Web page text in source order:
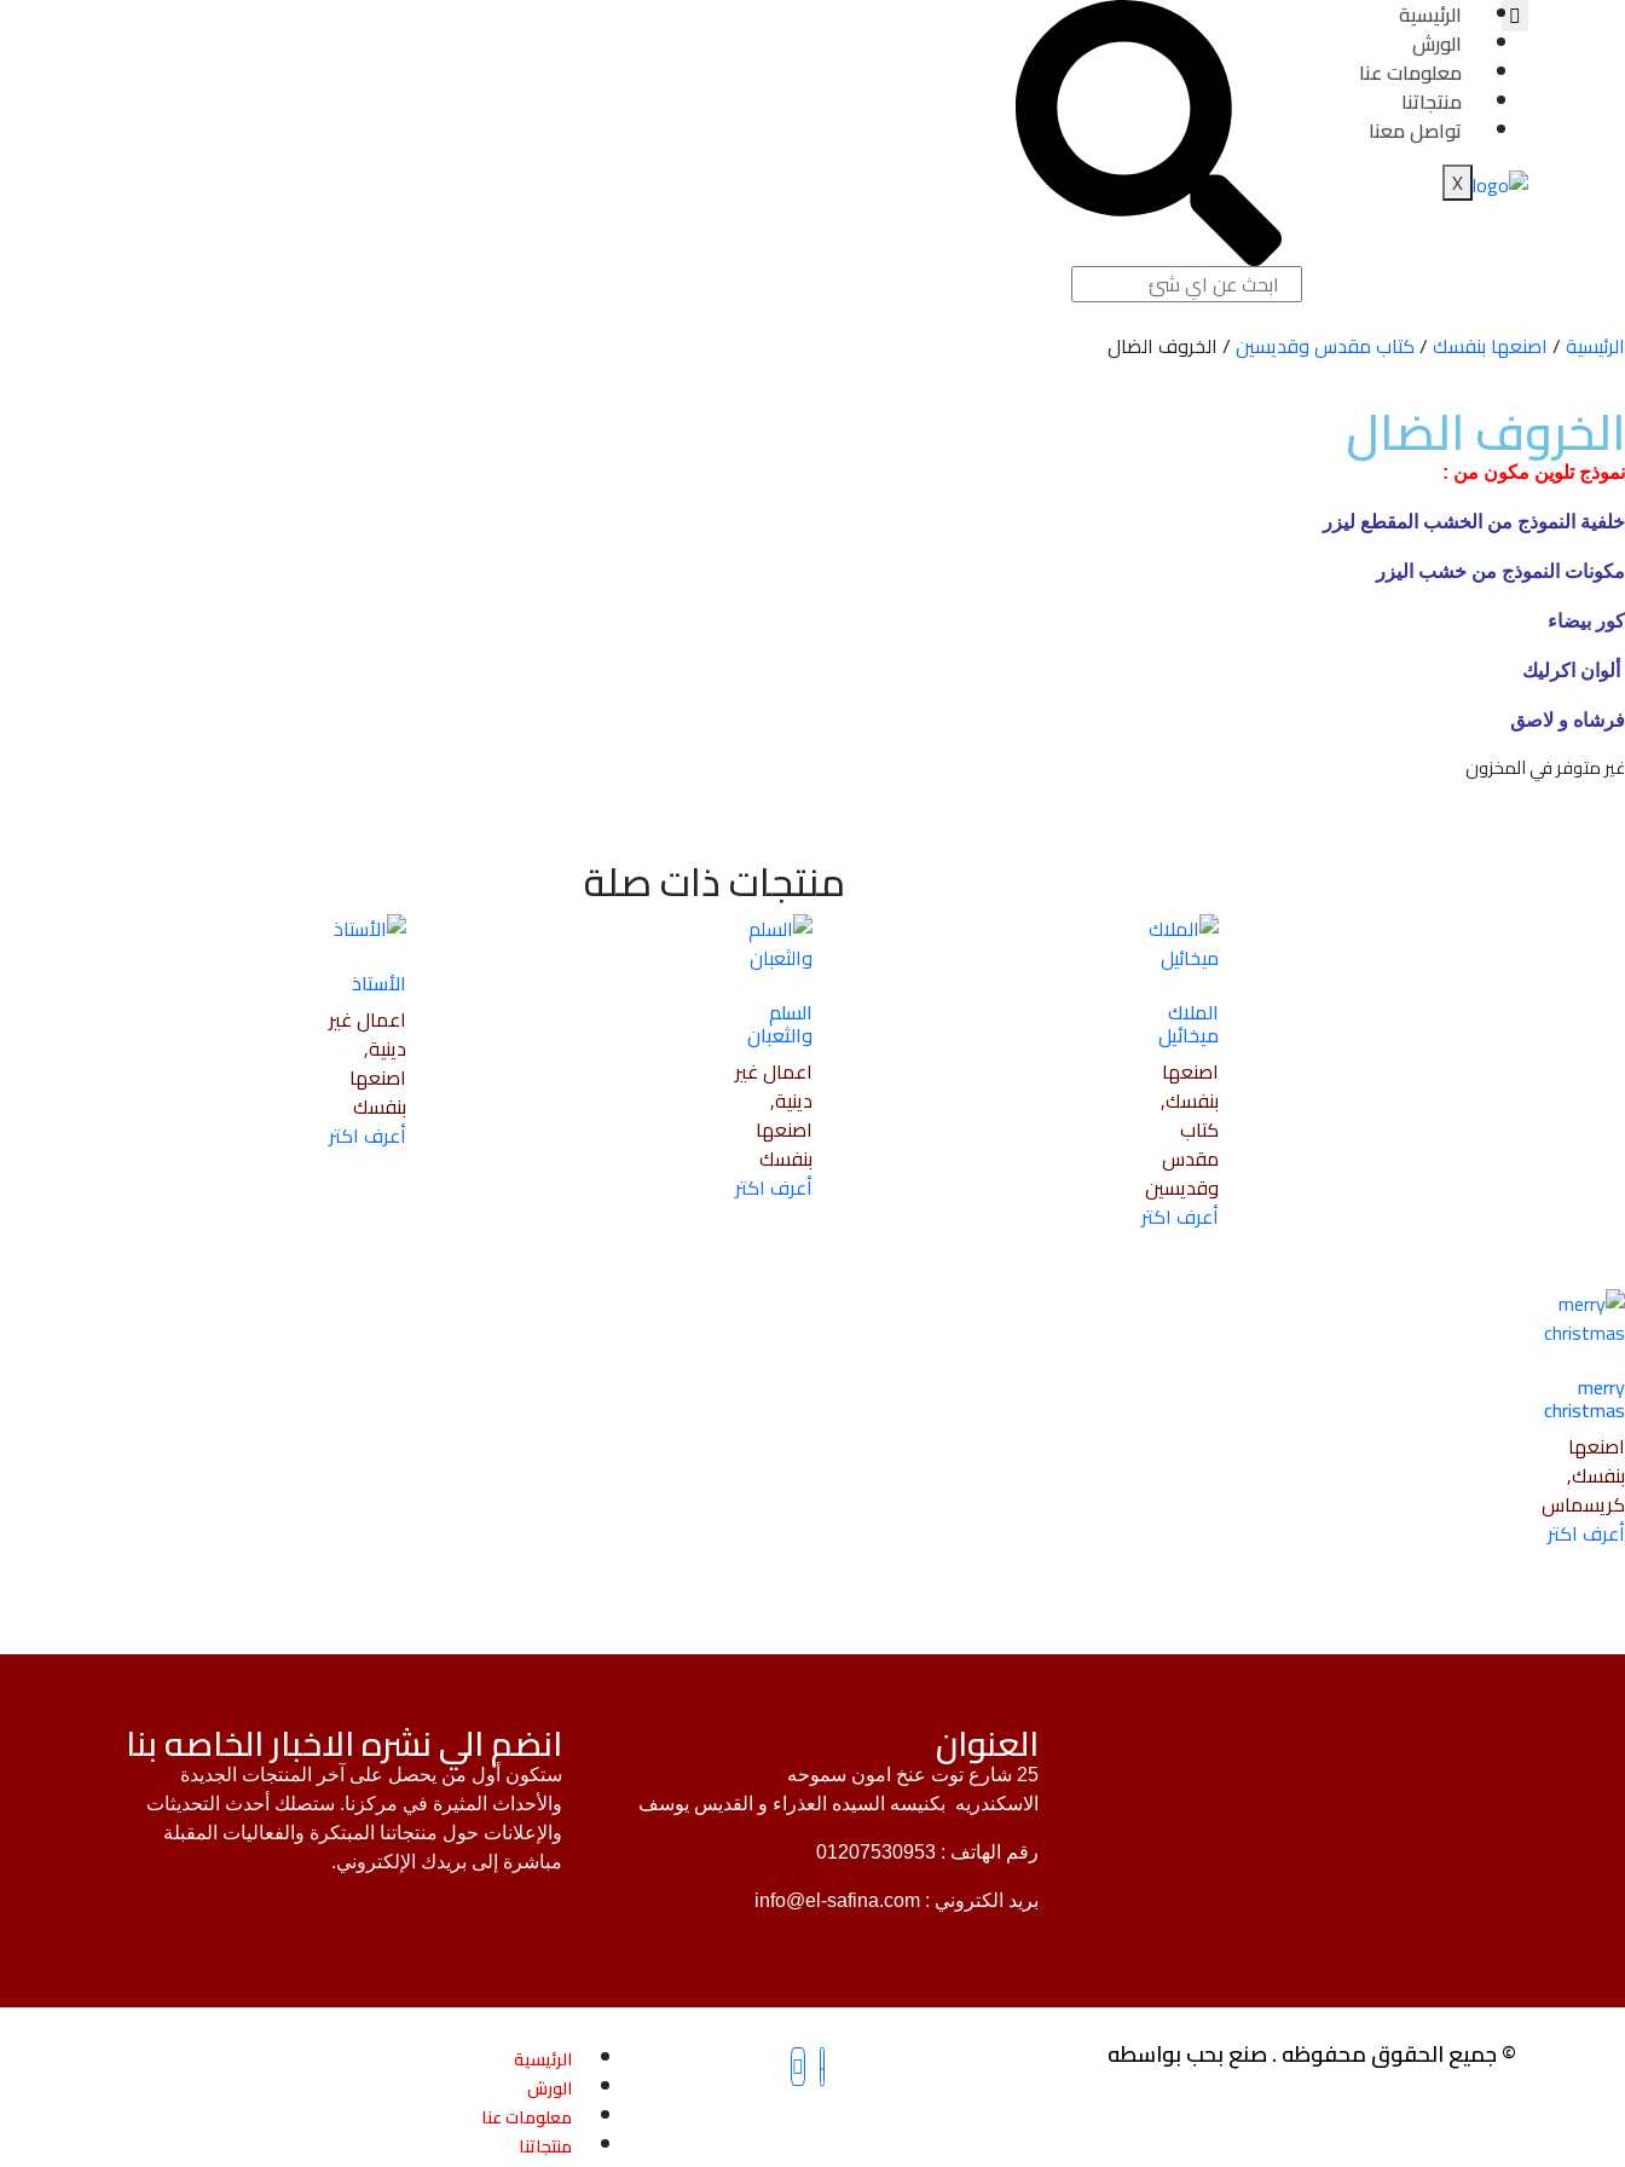
الرئيسية
الورش
معلومات عنا
منتجاتنا
تواصل معنا
X
الرئيسية/ اصنعها بنفسك/كتاب مقدس وقديسين/ الخروف الضال
الخروف الضال
نموذج تلوين مكون من :
خلفية النموذج من الخشب المقطع ليزر
مكونات النموذج من خشب اليزر
كور بيضاء
ألوان اكرليك
فرشاه و لاصق
غير متوفر في المخزون
منتجات ذات صلة
الملاك
ميخائيل
اصنعها
بنفسك,
كتاب
مقدس
وقديسين
أعرف اكتر
السلم
والثعبان
اعمال غير
دينية,
اصنعها
بنفسك
أعرف اكتر
الأستاذ
اعمال غير
دينية,
اصنعها
بنفسك
أعرف اكتر
merry
christmas
اصنعها
بنفسك,
كريسماس
أعرف اكتر
العنوان
25 شارع توت عنخ امون سموحه
الاسكندريه بكنيسه السيده العذراء و القديس يوسف
رقم الهاتف : 01207530953
بريد الكتروني : info@el-safina.com
انضم الي نشره الاخبار الخاصه بنا
ستكون أول من يحصل على آخر المنتجات الجديدة
والأحداث المثيرة في مركزنا. ستصلك أحدث التحديثات
والإعلانات حول منتجاتنا المبتكرة والفعاليات المقبلة
مباشرة إلى بريدك الإلكتروني.
© جميع الحقوق محفوظه . صنع بحب بواسطه
الرئيسية
الورش
معلومات عنا
منتجاتنا